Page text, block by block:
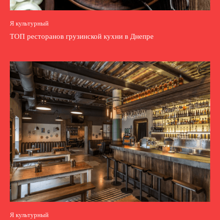
Я культурный
ТОП ресторанов грузинской кухни в Днепре
Я культурный